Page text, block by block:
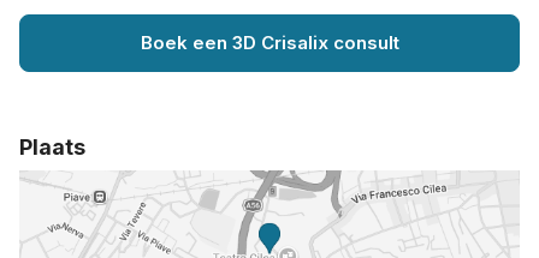
Boek een 3D Crisalix consult
Plaats